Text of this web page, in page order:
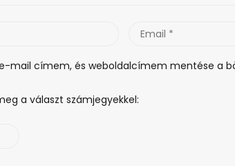
Email
mail címem, és weboldalcímem mentése a
a választ számjegyekkel: